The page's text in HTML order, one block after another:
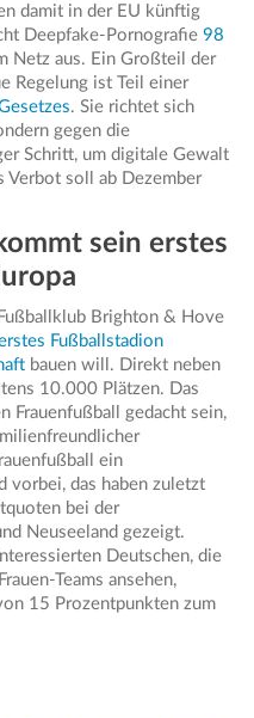
damit in der EU künftig
Deepfake-Pornografie 98
Netz aus. Ein Großteil der
Regelung ist Teil einer
. Sie richtet sich
gegen die
Schritt, um digitale Gewalt
Verbot soll ab Dezember
sein erstes
Brighton & Hove
Fußballstadion
bauen will. Direkt neben
10.000 Plätzen. Das
Frauenfußball gedacht sein,
ein
vorbei, das haben zuletzt
bei der
Neuseeland gezeigt.
Deutschen, die
Teams ansehen,
15 Prozentpunkten zum